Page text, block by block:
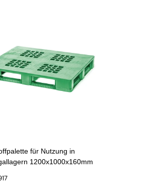
für Nutzung in
1200x1000x160mm